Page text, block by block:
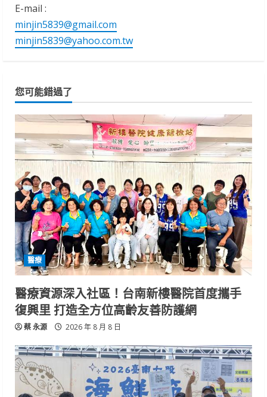
E-mail :
minjin5839@gmail.com
minjin5839@yahoo.com.tw
您可能錯過了
醫療
醫療資源深入社區！台南新樓醫院首度攜手
復興里 打造全方位高齡友善防護網
蔡 永源 2026 年 8 月 8 日